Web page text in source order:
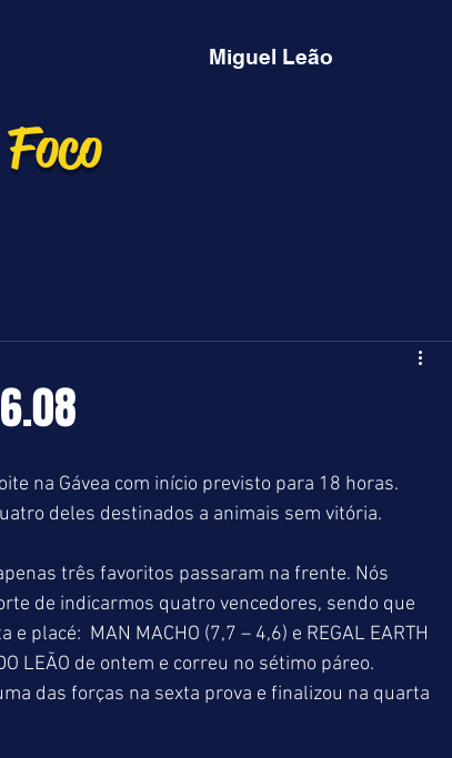
Miguel Leão
na Gávea com início previsto para 18 horas.
deles destinados a animais sem vitória.
três favoritos passaram na frente. Nós
de indicarmos quatro vencedores, sendo que
placé:  MAN MACHO (7,7 – 4,6) e REGAL EARTH
LEÃO de ontem e correu no sétimo páreo.
das forças na sexta prova e finalizou na quarta